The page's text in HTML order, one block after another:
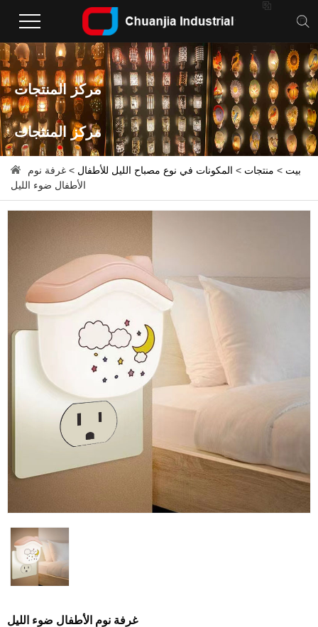

مركز المنتجات
مركز المنتجات
بيت > منتجات > المكونات في نوع مصباح الليل للأطفال > غرفة نوم
الأطفال ضوء الليل
غرفة نوم الأطفال ضوء الليل